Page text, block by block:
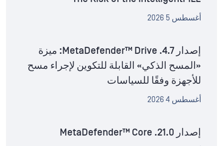
أغسطس 5 2026
إصدار MetaDefender™ Drive .4.7: ميزة
«المسح الذكي» القابلة للتكوين لإجراء مسح
للأجهزة وفقًا للسياسات
أغسطس 4 2026
إصدار MetaDefender™ Core .21.0